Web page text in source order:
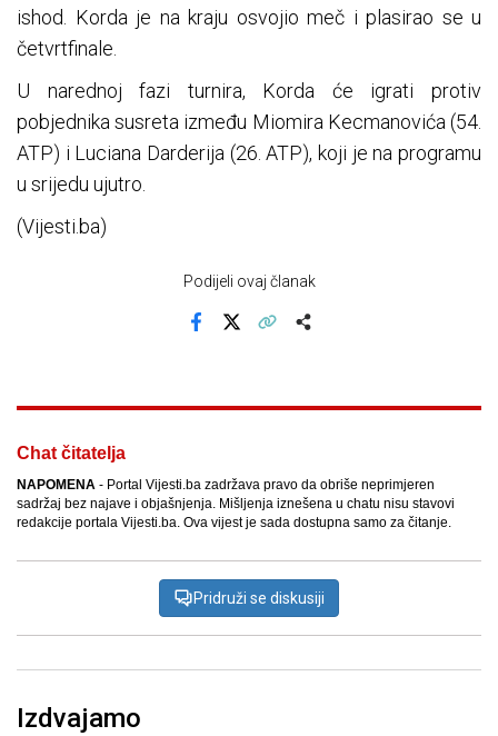
ishod. Korda je na kraju osvojio meč i plasirao se u
četvrtfinale.
U narednoj fazi turnira, Korda će igrati protiv
pobjednika susreta između Miomira Kecmanovića (54.
ATP) i Luciana Darderija (26. ATP), koji je na programu
u srijedu ujutro.
(Vijesti.ba)
Podijeli ovaj članak
Chat čitatelja
NAPOMENA - Portal Vijesti.ba zadržava pravo da obriše neprimjeren
sadržaj bez najave i objašnjenja. Mišljenja iznešena u chatu nisu stavovi
redakcije portala Vijesti.ba. Ova vijest je sada dostupna samo za čitanje.
Pridruži se diskusiji
Izdvajamo